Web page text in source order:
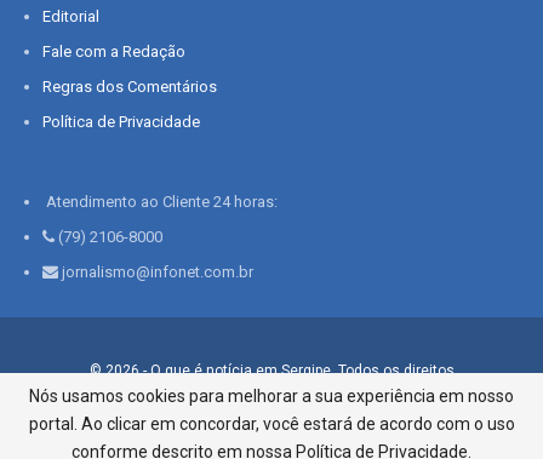
Editorial
Fale com a Redação
Regras dos Comentários
Política de Privacidade
Atendimento ao Cliente 24 horas:
(79) 2106-8000
jornalismo@infonet.com.br
© 2026 - O que é notícia em Sergipe. Todos os direitos
reservados.
Infonet - Rua Monsenhor Silveira 276, Bairro São José |
Aracaju-SE, CEP 49015-030, Fone: 79.2106.8000 - CI Centro de
Nós usamos cookies para melhorar a sua experiência em nosso
portal. Ao clicar em concordar, você estará de acordo com o uso
conforme descrito em nossa Política de Privacidade.